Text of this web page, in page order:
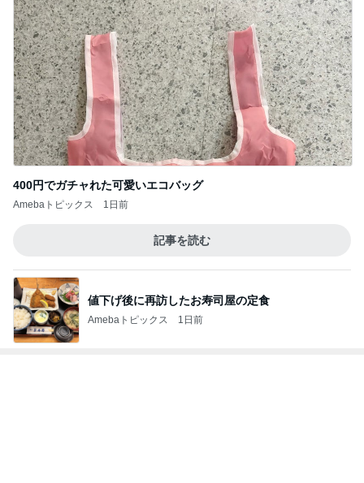
400円でガチャれた可愛いエコバッグ
Amebaトピックス 1日前
記事を読む
値下げ後に再訪したお寿司屋の定食
Amebaトピックス 1日前